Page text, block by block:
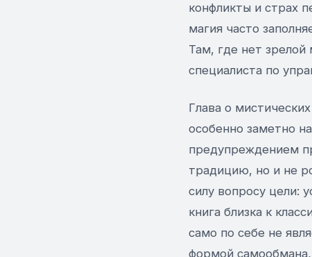
конфликты и страх
магия часто
Там, где нет
специалиста по
Глава о
особенно заметно
предупреждением
традицию, но и не
силу вопросу цели:
книга близка к
само по себе не
формой